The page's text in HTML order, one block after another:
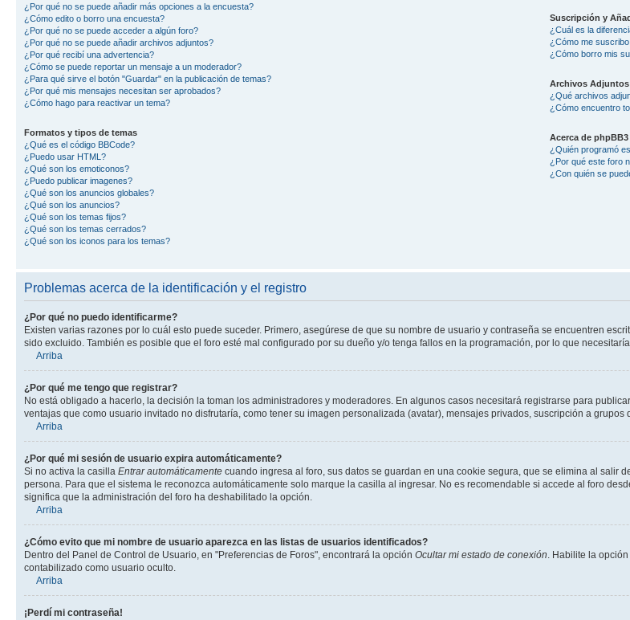
¿Por qué no se puede añadir más opciones a la encuesta?
¿Cómo edito o borro una encuesta?
¿Por qué no se puede acceder a algún foro?
¿Por qué no se puede añadir archivos adjuntos?
¿Por qué recibí una advertencia?
¿Cómo se puede reportar un mensaje a un moderador?
¿Para qué sirve el botón "Guardar" en la publicación de temas?
¿Por qué mis mensajes necesitan ser aprobados?
¿Cómo hago para reactivar un tema?
Formatos y tipos de temas
¿Qué es el código BBCode?
¿Puedo usar HTML?
¿Qué son los emoticonos?
¿Puedo publicar imagenes?
¿Qué son los anuncios globales?
¿Qué son los anuncios?
¿Qué son los temas fijos?
¿Qué son los temas cerrados?
¿Qué son los iconos para los temas?
Suscripción y
¿Cuál es la
¿Cómo me
¿Cómo borro mis
Archivos Adjuntos
¿Qué archivos
¿Cómo encuentro
Acerca de phpBB3
¿Quién programó
¿Por qué este foro
¿Con quién se
Problemas acerca de la identificación y el registro
¿Por qué no puedo identificarme?
Existen varias razones por lo cuál esto puede suceder. Primero, asegúrese de que su nombre de usuario y contraseña se encuentren
sido excluido. También es posible que el foro esté mal configurado por su dueño y/o tenga fallos en la programación, por lo que
Arriba
¿Por qué me tengo que registrar?
No está obligado a hacerlo, la decisión la toman los administradores y moderadores. En algunos casos necesitará registrarse para
ventajas que como usuario invitado no disfrutaría, como tener su imagen personalizada (avatar), mensajes privados, suscripción a
Arriba
¿Por qué mi sesión de usuario expira automáticamente?
Si no activa la casilla Entrar automáticamente cuando ingresa al foro, sus datos se guardan en una cookie segura, que se elimina al salir
persona. Para que el sistema le reconozca automáticamente solo marque la casilla al ingresar. No es recomendable si accede al foro
significa que la administración del foro ha deshabilitado la opción.
Arriba
¿Cómo evito que mi nombre de usuario aparezca en las listas de usuarios identificados?
Dentro del Panel de Control de Usuario, en "Preferencias de Foros", encontrará la opción Ocultar mi estado de conexión . Habilite la
contabilizado como usuario oculto.
Arriba
¡Perdí mi contraseña!